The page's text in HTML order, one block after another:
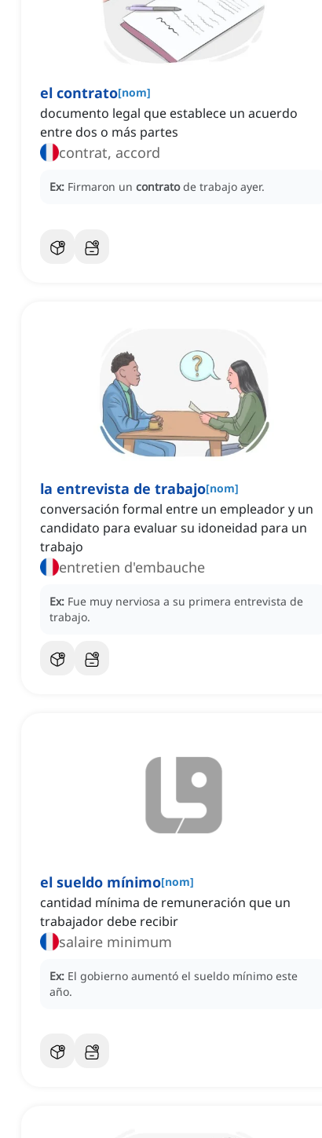
el contrato[nom]
documento legal que establece un acuerdo
entre dos o más partes
contrat, accord
Ex: Firmaron un contrato de trabajo ayer.
la entrevista de trabajo[nom]
conversación formal entre un empleador y un
candidato para evaluar su idoneidad para un
trabajo
entretien d'embauche
Ex: Fue muy nerviosa a su primera entrevista de
trabajo.
el sueldo mínimo[nom]
cantidad mínima de remuneración que un
trabajador debe recibir
salaire minimum
Ex: El gobierno aumentó el sueldo mínimo este
año.